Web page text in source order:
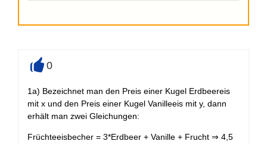
0
1a) Bezeichnet man den Preis einer Kugel Erdbeereis
mit x und den Preis einer Kugel Vanilleeis mit y, dann
erhält man zwei Gleichungen:
Früchteeisbecher = 3*Erdbeer + Vanille + Frucht ⇒ 4,5